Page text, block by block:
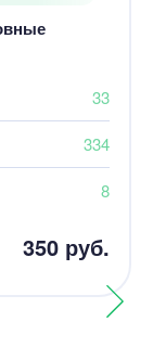
33
334
8
350 руб.